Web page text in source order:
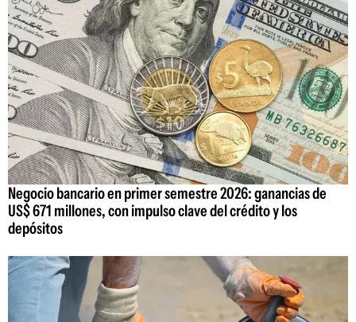
Negocio bancario en primer semestre 2026: ganancias de
US$ 671 millones, con impulso clave del crédito y los
depósitos